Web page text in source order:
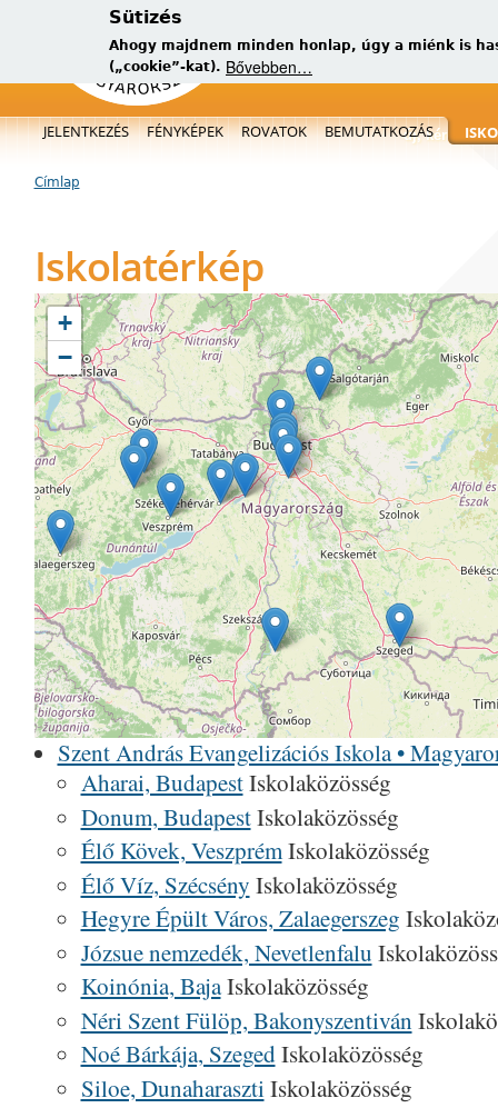
Sütizés
Ahogy majdnem minden honlap, úgy a miénk is
(„cookie”-kat). Bővebben…
új,
Főmenü
JELENTKEZÉS FÉNYKÉPEK ROVATOK BEMUTATKOZÁS
Jelenlegi hely
Címlap
Iskolatérkép
+
−
Szent András Evangelizációs Iskola •
Aharai, BudapestIskolaközösség
Donum, BudapestIskolaközösség
Élő Kövek, VeszprémIskolaközösség
Élő Víz, Szécsény Iskolaközösség
Hegyre Épült Város, Zalaegerszeg
Józsue nemzedék, Nevetlenfalu
Koinónia, BajaIskolaközösség
Néri Szent Fülöp, Bakonyszentiván
Noé Bárkája, SzegedIskolaközösség
Siloe, Dunaharaszti Iskolaközösség